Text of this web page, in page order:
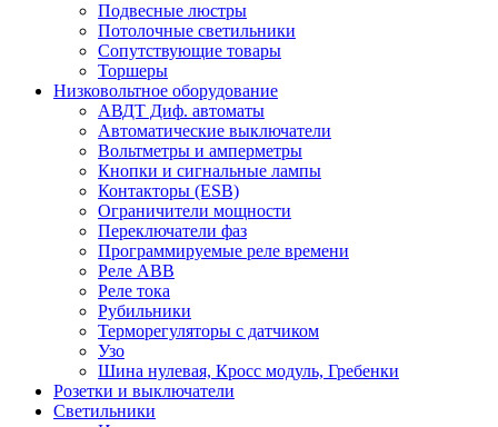
Подвесные люстры
Потолочные светильники
Сопутствующие товары
Торшеры
Низковольтное оборудование
АВДT Диф. автоматы
Автоматические выключатели
Вольтметры и амперметры
Кнопки и сигнальные лампы
Контакторы (ESB)
Ограничители мощности
Переключатели фаз
Программируемые реле времени
Реле ABB
Реле тока
Рубильники
Терморегуляторы с датчиком
Узо
Шина нулевая, Кросс модуль, Гребенки
Розетки и выключатели
Светильники